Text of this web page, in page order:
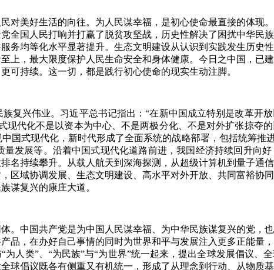
美好生活的向往。为人民谋幸福，是初心使命最直接的体现
全国人民打响并打赢了脱贫攻坚战，历史性解决了困扰中华民
务均等化水平显著提升。生态文明建设从认识到实践发生历史
上，最大限度保护人民生命安全和身体健康。今日之中国，已
可持续。这一切，都是践行初心使命的现实生动注脚。
兴伟业。习近平总书记指出：“在新中国成立特别是改革开
代化不是以资本为中心、不是两极分化、不是对外扩张掠夺
国式现代化，新时代形成了全面系统的战略部署，包括统筹推
发展等。沿着中国式现代化道路前进，我国经济持续回升向
名持续攀升。从载人航天到深海探测，从超级计算机到量子通
区域协调发展、生态文明建设、高水平对外开放、共同富裕协
谋复兴的康庄大道。
中国共产党是为中国人民谋幸福、为中华民族谋复兴的党，
品，在办好自己事情的同时为世界和平与发展注入更多正能量
人类”、“为民族”与“为世界”统一起来，提出全球发展倡议、
球倡议既各有侧重又有机统一，形成了从理念到行动、从物质